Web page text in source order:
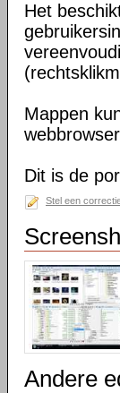
Het
Mappen
Dit is de
Stel een
Andere